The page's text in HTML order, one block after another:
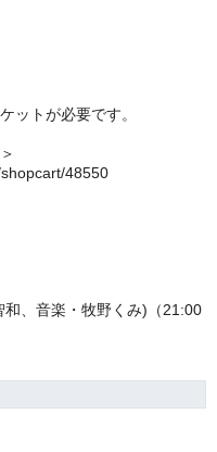
ットが必要です。
48550
音楽・牧野くみ)（21:00